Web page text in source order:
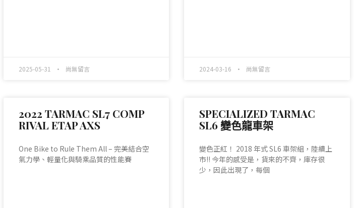
2025-05-31 尚無留言 2024-03-16 尚無留言
2022 TARMAC SL7 COMP
RIVAL ETAP AXS
One Bike to Rule Them All – 完美結合空
氣力學、輕量化與騎乘品質的性能賽
SPECIALIZED TARMAC
SL6 變色龍車架
變色正紅！ 2018 年式 SL6 車架組，陸續上
市!! 今年的感受是，貨來的不齊，庫存很
少，因此出現了，每個